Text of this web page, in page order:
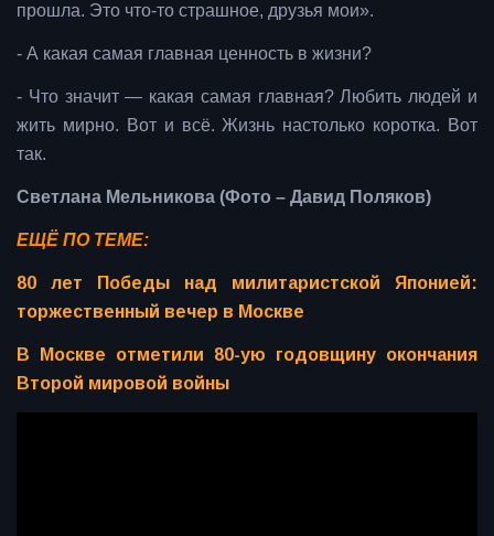
прошла. Это что-то страшное, друзья мои».
- А какая самая главная ценность в жизни?
- Что значит — какая самая главная? Любить людей и
жить мирно. Вот и всё. Жизнь настолько коротка. Вот
так.
Светлана Мельникова (Фото – Давид Поляков)
ЕЩЁ ПО ТЕМЕ:
80 лет Победы над милитаристской Японией:
торжественный вечер в Москве
В Москве отметили 80-ую годовщину окончания
Второй мировой войны